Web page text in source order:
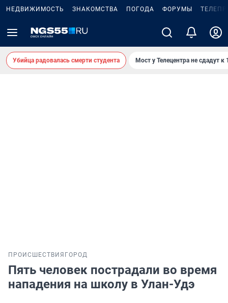
НЕДВИЖИМОСТЬ ЗНАКОМСТВА ПОГОДА ФОРУМЫ
Убийца радовалась смерти студента Мост у Телецентра не сдадут к
ПРОИСШЕСТВИЯ ГОРОД
Пять человек пострадали во время
нападения на школу в Улан-Удэ